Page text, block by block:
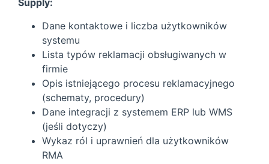
Supply:
Dane kontaktowe i liczba użytkowników
systemu
Lista typów reklamacji obsługiwanych w
firmie
Opis istniejącego procesu reklamacyjnego
(schematy, procedury)
Dane integracji z systemem ERP lub WMS
(jeśli dotyczy)
Wykaz ról i uprawnień dla użytkowników
RMA